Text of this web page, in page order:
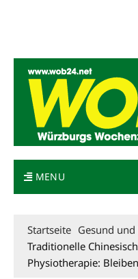
MENU
Startseite Gesund und
Traditionelle
Physiotherapie: